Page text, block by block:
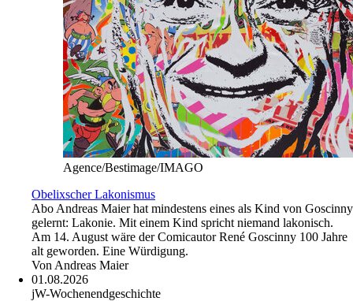
Agence/Bestimage/IMAGO
Obelixscher Lakonismus
Abo Andreas Maier hat mindestens eines als Kind von Goscinny
gelernt: Lakonie. Mit einem Kind spricht niemand lakonisch.
Am 14. August wäre der Comicautor René Goscinny 100 Jahre
alt geworden. Eine Würdigung.
Von Andreas Maier
01.08.2026
jW-Wochenendgeschichte